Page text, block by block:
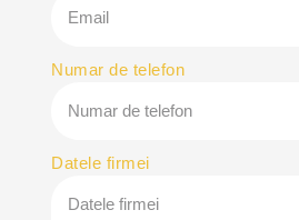
Numar de telefon
Datele firmei